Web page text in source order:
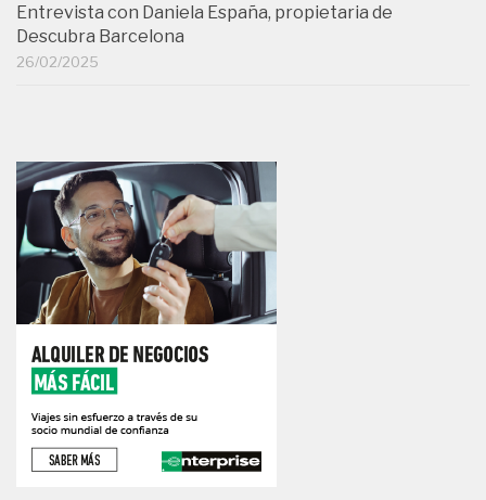
Entrevista con Daniela España, propietaria de
Descubra Barcelona
26/02/2025